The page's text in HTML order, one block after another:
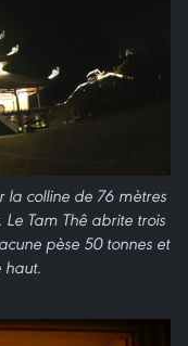
la colline de 76 mètres
Tam Thê abrite trois
pèse 50 tonnes et
haut.